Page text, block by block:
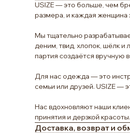
USIZE — это больше, чем
размера, и каждая женщина
Мы тщательно
деним, твид, хлопок, шёлк
партия создаётся вручную
Для нас одежда — это
семьи или друзей. USIZE —
Нас вдохновляют наши
принятия и дерзкой
Доставка, возврат и